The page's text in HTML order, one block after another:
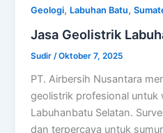
Geologi, Labuhan Batu,
Jasa Geolistrik
Sudir /Oktober 7, 2025
PT. Airbersih Nusantara
geolistrik profesional untuk
Labuhanbatu Selatan.
dan terpercaya untuk